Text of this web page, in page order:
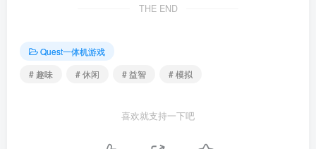
THE END
Quest一体机游戏
# 趣味
# 休闲 # 益智 # 模拟
喜欢就支持一下吧